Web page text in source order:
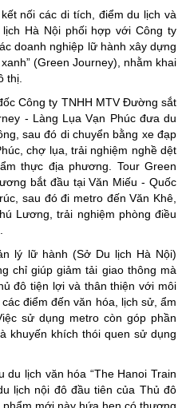
nối các di tích, điểm du lịch và
Hà Nội phối hợp với Công ty
doanh nghiệp lữ hành xây dựng
(Green Journey), nhằm khai
thị.
Công ty TNHH MTV Đường sắt
- Làng Lụa Vạn Phúc đưa du
sau đó di chuyển bằng xe đạp
chợ lụa, trải nghiệm nghề dệt
thực địa phương. Tour Green
bắt đầu tại Văn Miếu - Quốc
sau đó đi metro đến Văn Khê,
Lương, trải nghiệm phòng điều
lý lữ hành (Sở Du lịch Hà Nội)
chỉ giúp giảm tải giao thông mà
đô tiện lợi và thân thiện với môi
điểm đến văn hóa, lịch sử, ẩm
sử dụng metro còn góp phần
khuyến khích thói quen sử dụng
du lịch văn hóa “The Hanoi Train
lịch nội đô đầu tiên của Thủ đô